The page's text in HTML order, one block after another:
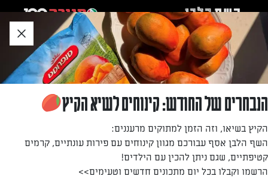
לאזור
תוכן
תחתון
חזרה לעמוד הבית
רויטל עוזיאל
—
הנבחרים של החודש: קינוחים לשיא הקיץ
הקיץ בשיאו, וזה הזמן למתוקים מרעננים:
השף הלבן אסף עבורכם מגוון קינוחים עם פירות עונתיים, קרמים
קטיפתיים, שגם ניתן להכין עם הילדים!
הרשמו וקבלו בכל יום מתכונים חדשים וטעימים>>